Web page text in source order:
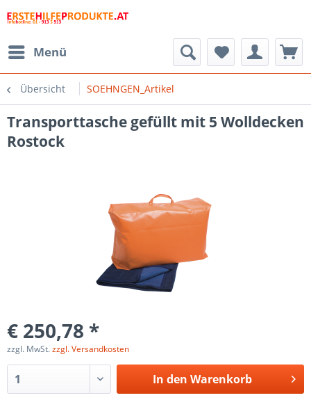
Menü
Übersicht SOEHNGEN_Artikel
Transporttasche gefüllt mit 5 Wolldecken
Rostock
€ 250,78 *
zzgl. MwSt.zzgl. Versandkosten
In den Warenkorb